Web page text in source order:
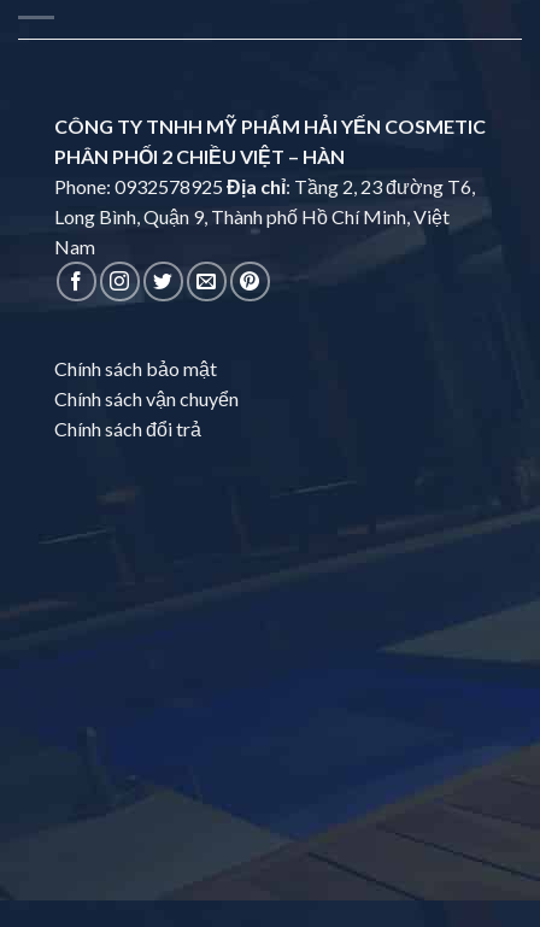
CÔNG TY TNHH MỸ PHẨM HẢI YẾN COSMETIC
PHÂN PHỐI 2 CHIỀU VIỆT – HÀN
Phone: 0932578925Địa chỉ: Tầng 2, 23 đường T6,
Long Bình, Quận 9, Thành phố Hồ Chí Minh, Việt
Nam
Chính sách bảo mật
Chính sách vận chuyển
Chính sách đổi trả